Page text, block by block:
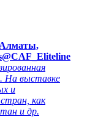
Алматы,
На выставке
и
как
и др.